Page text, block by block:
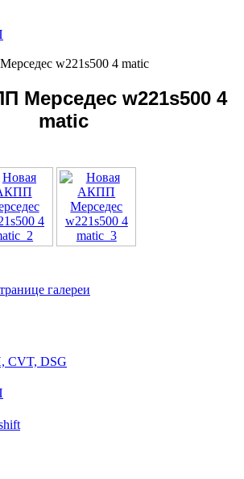
w221s500 4 matic
Мерседес w221s500 4
matic
галереи
CVT, DSG